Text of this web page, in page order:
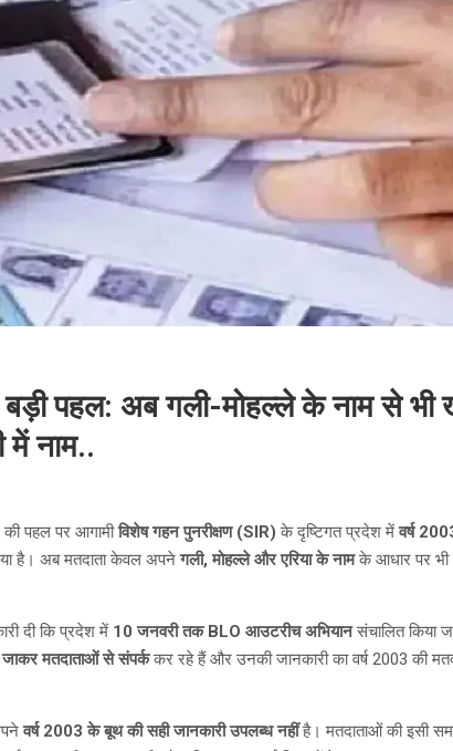
बड़ी पहल: अब गली-मोहल्ले के नाम से भी
नाम..
की पहल पर आगामीविशेष गहन पुनरीक्षण (SIR) के दृष्टिगत प्रदेश मेंवर्ष
है। अब मतदाता केवल अपनेगली, मोहल्ले और एरिया के नामके आधार पर भी
दी कि प्रदेश में 10 जनवरी तक BLO आउटरीच अभियानसंचालित किया
मतदाताओं से संपर्ककर रहे हैं और उनकी जानकारी का वर्ष 2003 की
वर्ष 2003 के बूथ की सही जानकारी उपलब्ध नहींहै। मतदाताओं की इसी